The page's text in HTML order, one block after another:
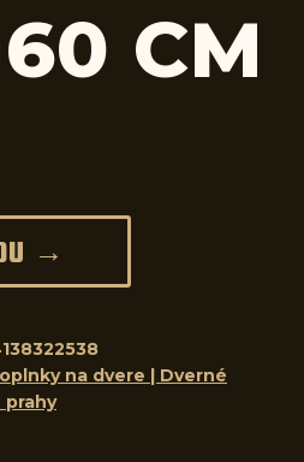
CM
→
na dvere | Dverné
prahy